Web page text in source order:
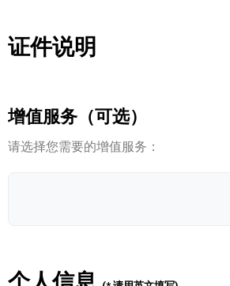
证件说明
增值服务（可选）
请选择您需要的增值服务：